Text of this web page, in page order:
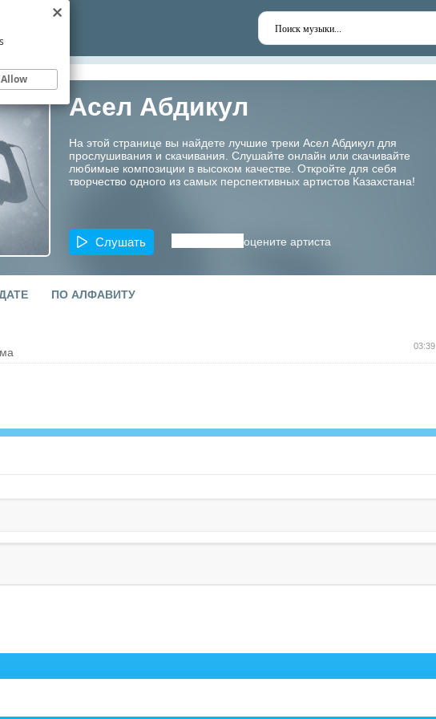
Асел Абдикул
На этой странице вы найдете лучшие треки Асел Абдикул для
прослушивания и скачивания. Слушайте онлайн или скачивайте
любимые композиции в высоком качестве. Откройте для себя
творчество одного из самых перспективных артистов Казахстана!
Слушать оцените артиста
ПО АЛФАВИТУ
03:39
Allow